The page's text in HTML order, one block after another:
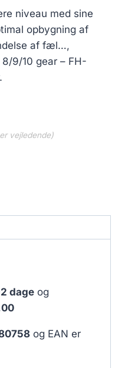
niveau med sine
opbygning af
af fæl…,
9/10 gear – FH-
vejledende)
dage og
og EAN er